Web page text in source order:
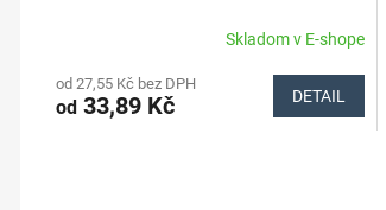
Skladom v E-shope
od 27,55 Kč bez DPH
od 33,89 Kč DETAIL